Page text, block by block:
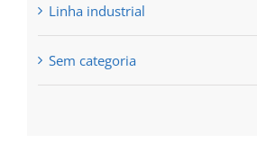
Linha industrial
Sem categoria